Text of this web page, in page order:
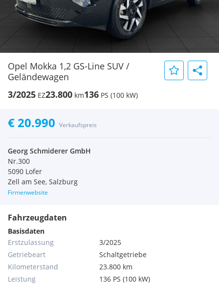
Opel Mokka 1,2 GS-Line SUV /
Geländewagen
3/2025 EZ23.800 km136 PS (100 kW)
€ 20.990 Verkaufspreis
Georg Schmiderer GmbH
Nr.300
5090 Lofer
Zell am See, Salzburg
Firmenwebsite
Fahrzeugdaten
Basisdaten
Erstzulassung
3/2025
Getriebeart
Schaltgetriebe
Kilometerstand
23.800 km
Leistung
136 PS (100 kW)